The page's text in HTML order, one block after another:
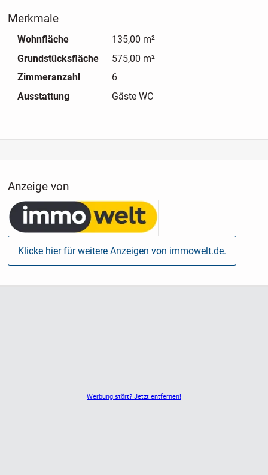
werden.
Merkmale
Wohnfläche
135,00 m²
Grundstücksfläche
575,00 m²
Zimmeranzahl
6
Ausstattung
Gäste WC
Werbung stört? Jetzt entfernen!
Anzeige von
Klicke hier für weitere Anzeigen von immowelt.de.